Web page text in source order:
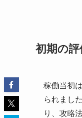
初期の
稼働当初
られまし
り、攻略